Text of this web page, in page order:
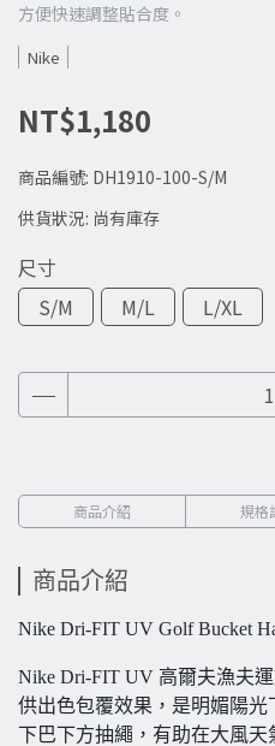
方便快速調整貼合度。
Nike
NT$1,180
商品編號: DH1910-100-S/M
供貨狀況: 尚有庫存
尺寸
S/M
M/L L/XL
商品介紹 規格
商品介紹
Nike Dri-FIT UV Golf Bucket
Nike Dri-FIT UV 高爾夫漁夫
供出色包覆效果，是明媚陽光
下巴下方抽繩，有助在大風